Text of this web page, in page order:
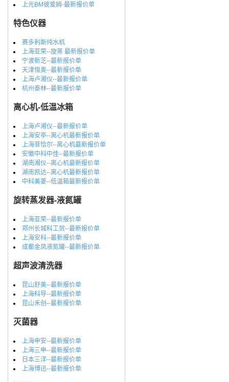
上光BM彼爱姆-最新报价单
特色仪器
赛多利斯纯水机
上海亚荣--旋蒸 最新报价单
宁波新芝--最新报价单
天津恒奥--最新报价单
上海卢湘仪--最新报价单
杭州泰林--最新报价单
离心机-低温冰箱
上海卢湘仪--最新报价单
上海安亭--离心机最新报价单
上海菲恰尔--离心机最新报价单
安徽中科中佳--最新报价单
湖南湘仪--离心机最新报价单
湖南凯达--离心机最新报价单
中科美菱--低温箱最新报价单
旋转蒸发器-液氮罐
上海亚荣--最新报价单
郑州长城科工贸--最新报价单
上海安科--最新报价单
成都金凤液氮罐--最新报价单
超声波清洗器
昆山舒美--最新报价单
上海科导--最新报价单
昆山禾创--最新报价单
灭菌器
上海申安--最新报价单
上海三申--最新报价单
日本三洋--最新报价单
上海博迅--最新报价单